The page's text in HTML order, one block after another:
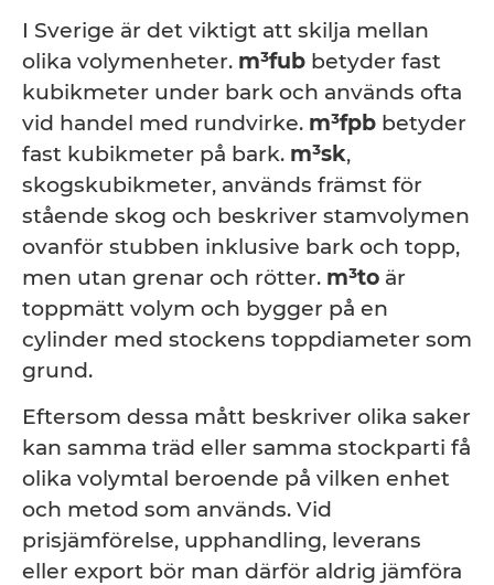
I Sverige är det viktigt att skilja mellan
olika volymenheter. m³fub betyder fast
kubikmeter under bark och används ofta
vid handel med rundvirke. m³fpb betyder
fast kubikmeter på bark. m³sk,
skogskubikmeter, används främst för
stående skog och beskriver stamvolymen
ovanför stubben inklusive bark och topp,
men utan grenar och rötter. m³to är
toppmätt volym och bygger på en
cylinder med stockens toppdiameter som
grund.
Eftersom dessa mått beskriver olika saker
kan samma träd eller samma stockparti få
olika volymtal beroende på vilken enhet
och metod som används. Vid
prisjämförelse, upphandling, leverans
eller export bör man därför aldrig jämföra